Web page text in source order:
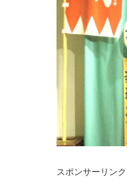
スポンサーリンク